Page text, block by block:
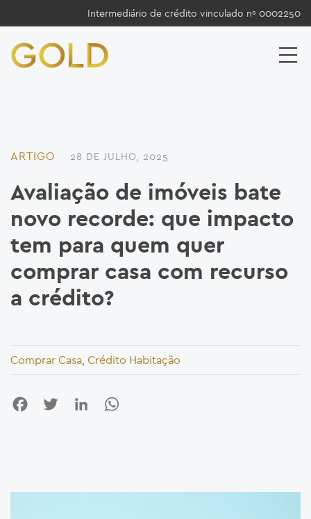
Intermediário de crédito vinculado nº 0002250
ARTIGO 28 DE JULHO, 2025
Avaliação de imóveis bate
novo recorde: que impacto
tem para quem quer
comprar casa com recurso
a crédito?
Comprar Casa, Crédito Habitação
FacebookTwitter LinkedIn